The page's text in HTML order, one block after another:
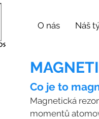
O nás Náš
Co je to
Magnetická
momentů